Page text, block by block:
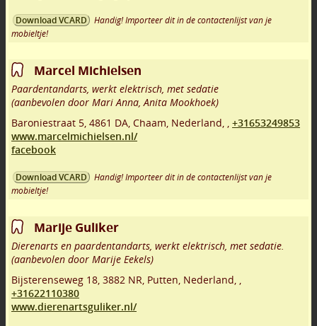
Download VCARD
Handig! Importeer dit in de contactenlijst van je
mobieltje!
Marcel Michielsen
Paardentandarts, werkt elektrisch, met sedatie
(aanbevolen door Mari Anna, Anita Mookhoek)
Baroniestraat 5 4861 DA Chaam Nederland,
+31653249853
www.marcelmichielsen.nl/
facebook
Download VCARD
Handig! Importeer dit in de contactenlijst van je
mobieltje!
Marije Guliker
Dierenarts en paardentandarts, werkt elektrisch, met sedatie.
(aanbevolen door Marije Eekels)
Bijsterenseweg 18 3882 NR Putten Nederland,
+31622110380
www.dierenartsguliker.nl/